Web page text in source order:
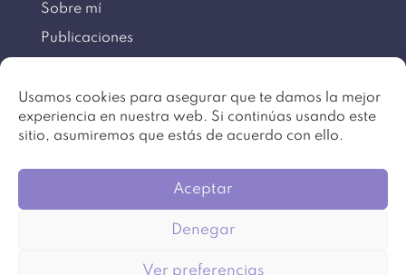
Usamos cookies para asegurar que te damos la mejor
experiencia en nuestra web. Si continúas usando este
sitio, asumiremos que estás de acuerdo con ello.
Aceptar
Denegar
Ver preferencias
Sobre mí
Publicaciones
Información
Aviso legal